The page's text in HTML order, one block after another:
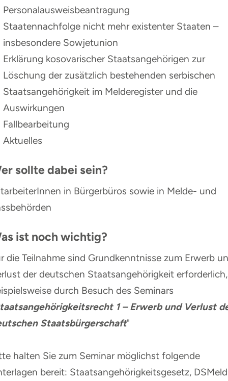
Personalausweisbeantragung
Staatennachfolge nicht mehr existenter Staaten –
insbesondere Sowjetunion
Erklärung kosovarischer Staatsangehörigen zur
Löschung der zusätzlich bestehenden serbischen
Staatsangehörigkeit im Melderegister und die
Fallbearbeitung
Aktuelles
sollte dabei sein?
in Bürgerbüros sowie in Melde- und
ist noch wichtig?
die Teilnahme sind Grundkenntnisse zum Erwerb
der deutschen Staatsangehörigkeit erforderlich,
durch Besuch des Seminars
1 – Erwerb und Verlust
Staatsbürgerschaft"
halten Sie zum Seminar möglichst folgende
bereit: Staatsangehörigkeitsgesetz, DSMeld